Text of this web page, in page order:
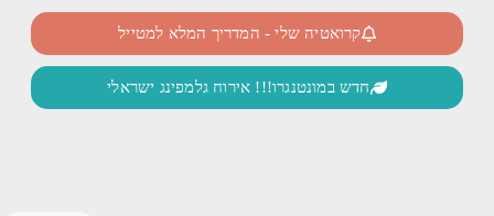
קרואטיה שלי - המדריך המלא למטייל
חדש במונטנגרו!!! אירוח גלמפינג ישראלי